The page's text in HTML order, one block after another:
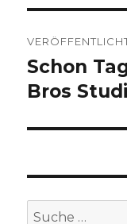
Schon
Bros
Suche